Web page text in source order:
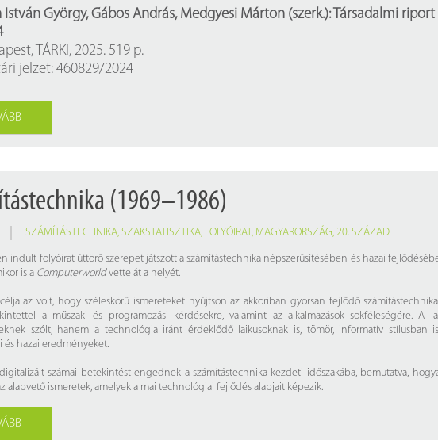
kollégáink Próbahozzáférések adatbázisokhoz
Kitekintő
István György, Gábos András, Medgyesi Márton (szerk.): Társadalmi riport
TÁRKI, 2025. 519 p.
jelzet: 460829/2024
(1969–1986)
SZÁMÍTÁSTECHNIKA,SZAKSTATISZTIKA, FOLYÓIRAT, MAGYARORSZÁG,20. SZÁZAD
indult folyóirat úttörő szerepet játszott a számítástechnika népszerűsítésében és hazai
is a Computerworldvette át a helyét.
az volt, hogy széleskörű ismereteket nyújtson az akkoriban gyorsan fejlődő
a műszaki és programozási kérdésekre, valamint az alkalmazások sokféleségére. A
szólt, hanem a technológia iránt érdeklődő laikusoknak is, tömör, informatív stílusban
és hazai eredményeket.
számai betekintést engednek a számítástechnika kezdeti időszakába, bemutatva,
alapvető ismeretek, amelyek a mai technológiai fejlődés alapjait képezik.